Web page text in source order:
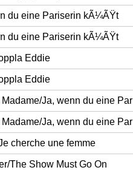
du eine Pariserin kÃ¼ÃŸt
du eine Pariserin kÃ¼ÃŸt
Eddie
Eddie
Ja, wenn du eine
Ja, wenn du eine
cherche une femme
The Show Must Go On